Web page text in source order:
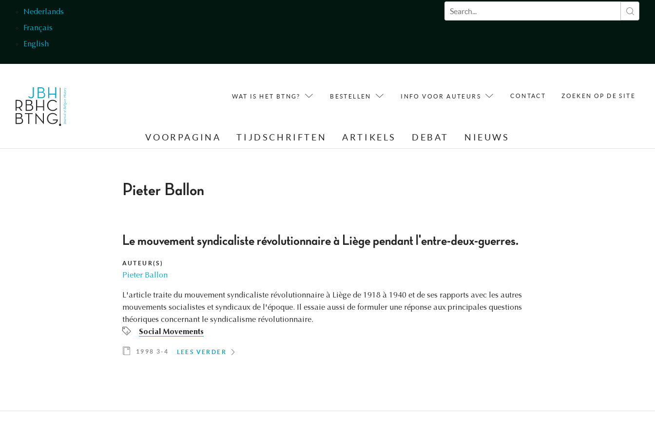
Nederlands
Français
English
Zoekveld
WAT IS HET BTNG? BESTELLEN INFO VOOR AUTEURS CONTACT ZOEKEN OP DE SITE
VOORPAGINA TIJDSCHRIFTEN ARTIKELS DEBAT NIEUWS
Pieter Ballon
Le mouvement syndicaliste révolutionnaire à Liège pendant l'entre-deux-guerres.
AUTEUR(S)
Pieter Ballon
L'article traite du mouvement syndicaliste révolutionnaire à Liège de 1918 à 1940 et de ses rapports avec les autres
mouvements socialistes et syndicaux de l'époque. Il essaie aussi de formuler une réponse aux principales questions
théoriques concernant le syndicalisme révolutionnaire.
Social Movements
1998 3-4 LEES VERDER